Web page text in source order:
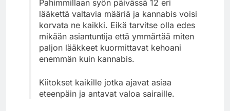
Pahimmillaan syön päivässä 12 eri
lääkettä valtavia määriä ja kannabis voisi
korvata ne kaikki. Eikä tarvitse olla edes
mikään asiantuntija että ymmärtää miten
paljon lääkkeet kuormittavat kehoani
enemmän kuin kannabis.
Kiitokset kaikille jotka ajavat asiaa
eteenpäin ja antavat valoa sairaille.